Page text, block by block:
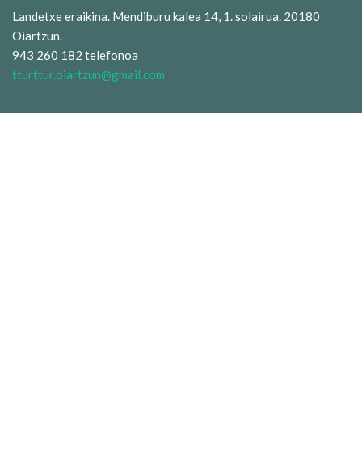
Landetxe eraikina. Mendiburu kalea 14, 1. solairua. 20180
Oiartzun.
943 260 182 telefonoa
tturttur.oiartzun@gmail.com